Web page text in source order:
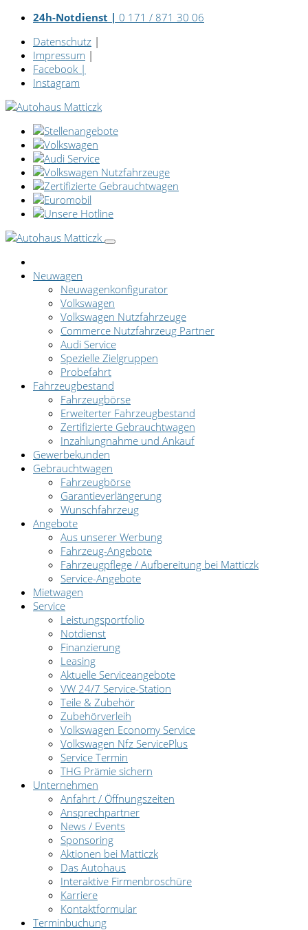
24h-Notdienst | 0 171 / 871 30 06
Datenschutz |
Impressum |
Facebook |
Instagram
Neuwagen
Neuwagenkonfigurator
Volkswagen
Volkswagen Nutzfahrzeuge
Commerce Nutzfahrzeug Partner
Audi Service
Spezielle Zielgruppen
Probefahrt
Fahrzeugbestand
Fahrzeugbörse
Erweiterter Fahrzeugbestand
Zertifizierte Gebrauchtwagen
Inzahlungnahme und Ankauf
Gewerbekunden
Gebrauchtwagen
Fahrzeugbörse
Garantieverlängerung
Wunschfahrzeug
Angebote
Aus unserer Werbung
Fahrzeug-Angebote
Fahrzeugpflege / Aufbereitung bei Matticzk
Service-Angebote
Mietwagen
Service
Leistungsportfolio
Notdienst
Finanzierung
Leasing
Aktuelle Serviceangebote
VW 24/7 Service-Station
Teile & Zubehör
Zubehörverleih
Volkswagen Economy Service
Volkswagen Nfz ServicePlus
Service Termin
THG Prämie sichern
Unternehmen
Anfahrt / Öffnungszeiten
Ansprechpartner
News / Events
Sponsoring
Aktionen bei Matticzk
Das Autohaus
Interaktive Firmenbroschüre
Karriere
Kontaktformular
Terminbuchung